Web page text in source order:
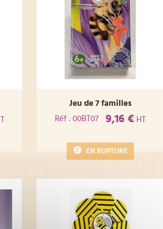
Jeu de 7 familles
Réf : 00BT07
9,16 € HT
EN RUPTURE